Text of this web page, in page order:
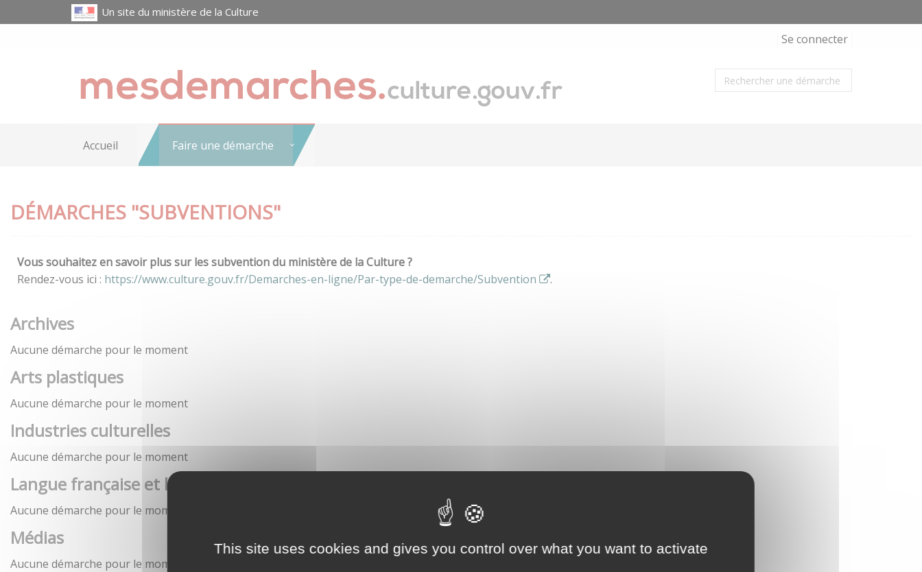
This site uses cookies and gives you control over what you want to activate
Un site du ministère de la Culture
Se connecter
Accueil Faire une démarche
DÉMARCHES "SUBVENTIONS"
Vous souhaitez en savoir plus sur les subvention du ministère de la Culture ?
Rendez-vous ici : https://www.culture.gouv.fr/Demarches-en-ligne/Par-type-de-demarche/Subvention .
Archives
Aucune démarche pour le moment
Arts plastiques
Aucune démarche pour le moment
Industries culturelles
Aucune démarche pour le moment
Langue française et langues de France
Aucune démarche pour le moment
Médias
Aucune démarche pour le moment